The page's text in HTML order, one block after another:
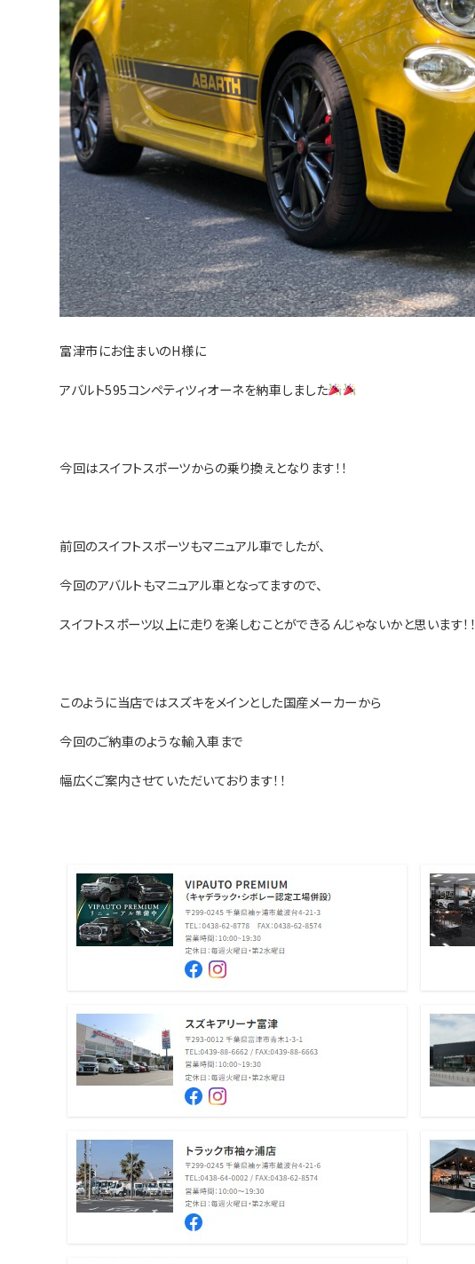
富津市にお住まいのH様に
アバルト595コンペティツィオーネを納車しました
今回はスイフトスポーツからの乗り換えとなります！！
前回のスイフトスポーツもマニュアル車でしたが、
今回のアバルトもマニュアル車となってますので、
スイフトスポーツ以上に走りを楽しむことができるんじゃないかと思います！！
このように当店ではスズキをメインとした国産メーカーから
今回のご納車のような輸入車まで
幅広くご案内させていただいております！！